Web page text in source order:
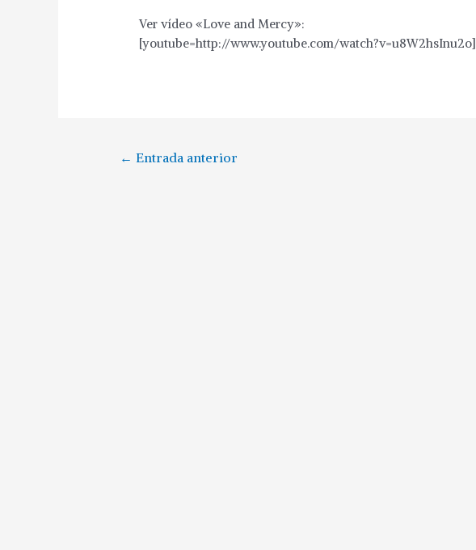
Ver vídeo «Love and Mercy»:
[youtube=http://www.youtube.com/watch?v=u8W2hsInu2o]
Navegación
← Entrada anterior